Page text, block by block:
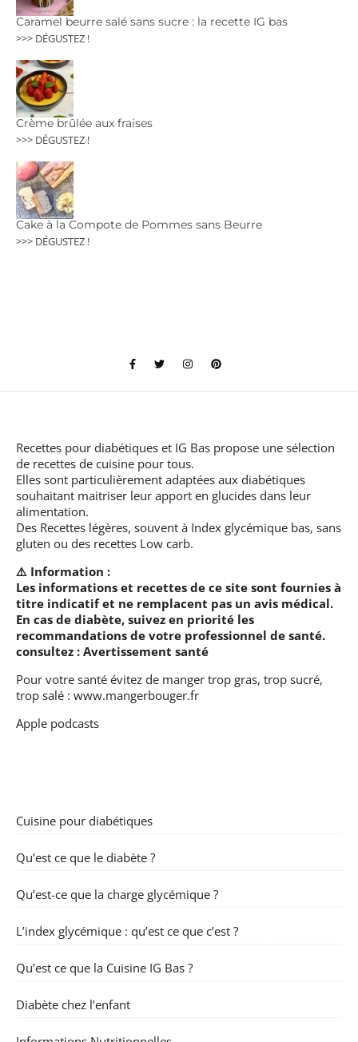
Caramel beurre salé sans sucre : la recette IG bas
>>> DÉGUSTEZ !
Crème brûlée aux fraises
>>> DÉGUSTEZ !
Cake à la Compote de Pommes sans Beurre
>>> DÉGUSTEZ !
Recettes pour diabétiques et IG Bas propose une sélection
de recettes de cuisine pour tous.
Elles sont particulièrement adaptées aux diabétiques
souhaitant maitriser leur apport en glucides dans leur
alimentation.
Des Recettes légères, souvent à Index glycémique bas, sans
gluten ou des recettes Low carb.
⚠️ Information :
Les informations et recettes de ce site sont fournies à
titre indicatif et ne remplacent pas un avis médical.
En cas de diabète, suivez en priorité les
recommandations de votre professionnel de santé.
consultez : Avertissement santé
Pour votre santé évitez de manger trop gras, trop sucré,
trop salé : www.mangerbouger.fr
Apple podcasts
Cuisine pour diabétiques
Qu’est ce que le diabète ?
Qu’est-ce que la charge glycémique ?
L’index glycémique : qu’est ce que c’est ?
Qu’est ce que la Cuisine IG Bas ?
Diabète chez l’enfant